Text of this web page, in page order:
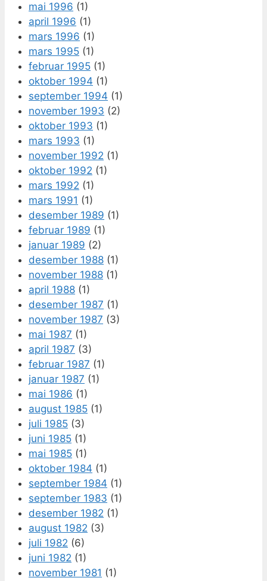
mai 1996 (1)
april 1996 (1)
mars 1996 (1)
mars 1995 (1)
februar 1995 (1)
oktober 1994 (1)
september 1994 (1)
november 1993 (2)
oktober 1993 (1)
mars 1993 (1)
november 1992 (1)
oktober 1992 (1)
mars 1992 (1)
mars 1991 (1)
desember 1989 (1)
februar 1989 (1)
januar 1989 (2)
desember 1988 (1)
november 1988 (1)
april 1988 (1)
desember 1987 (1)
november 1987 (3)
mai 1987 (1)
april 1987 (3)
februar 1987 (1)
januar 1987 (1)
mai 1986 (1)
august 1985 (1)
juli 1985 (3)
juni 1985 (1)
mai 1985 (1)
oktober 1984 (1)
september 1984 (1)
september 1983 (1)
desember 1982 (1)
august 1982 (3)
juli 1982 (6)
juni 1982 (1)
november 1981 (1)